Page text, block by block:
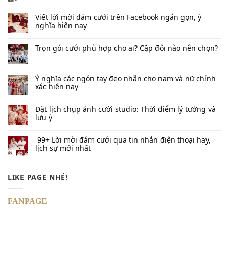
Viết lời mời đám cưới trên Facebook​ ngắn gọn, ý
nghĩa hiện nay
Trọn gói cưới phù hợp cho ai? Cặp đôi nào nên chọn?
Ý nghĩa các ngón tay đeo nhẫn cho nam và nữ chính
xác hiện nay
Đặt lịch chụp ảnh cưới studio: Thời điểm lý tưởng và
lưu ý
99+ Lời mời đám cưới qua tin nhắn​ điện thoại hay,
lịch sự mới nhất
LIKE PAGE NHÉ!
FANPAGE